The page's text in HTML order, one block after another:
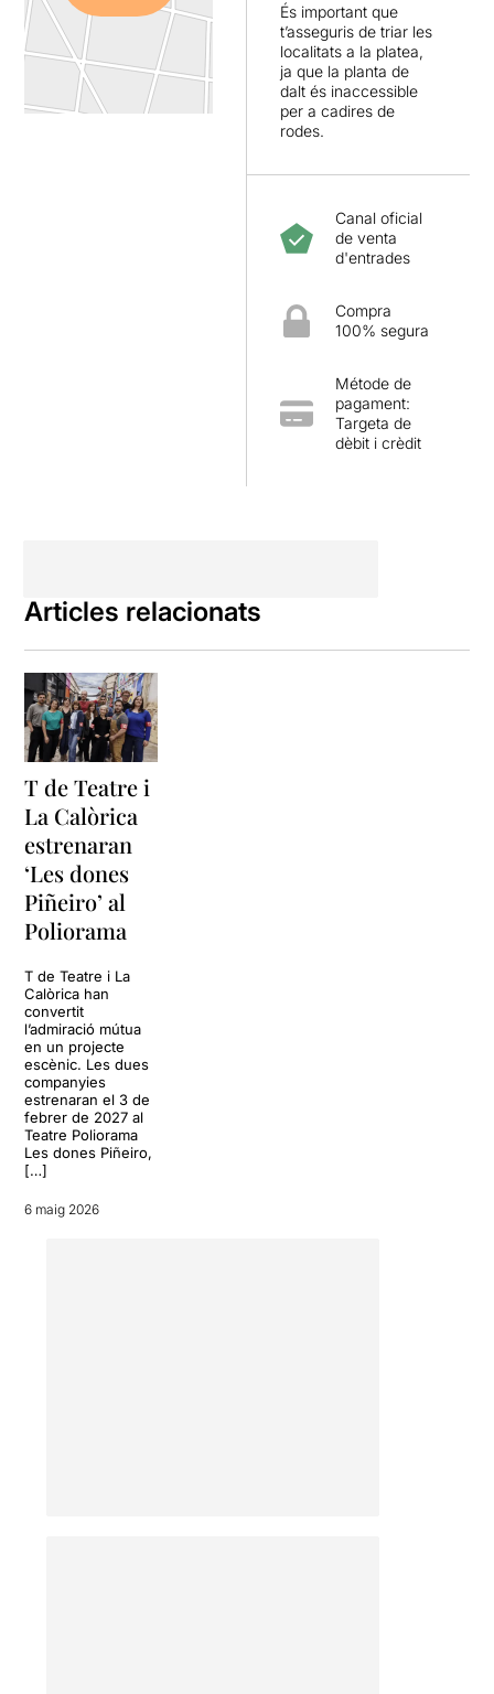
És important que
t’asseguris de triar les
localitats a la platea,
ja que la planta de
dalt és inaccessible
per a cadires de
rodes.
Canal oficial
de venta
d'entrades
Compra
100% segura
Métode de
pagament:
Targeta de
dèbit i crèdit
Articles relacionats
T de Teatre i
La Calòrica
estrenaran
‘Les dones
Piñeiro’ al
Poliorama
T de Teatre i La
Calòrica han
convertit
l’admiració mútua
en un projecte
escènic. Les dues
companyies
estrenaran el 3 de
febrer de 2027 al
Teatre Poliorama
Les dones Piñeiro,
[…]
6 maig 2026